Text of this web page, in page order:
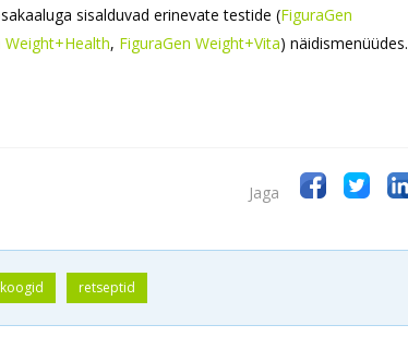
sisalduvad erinevate testide (FiguraGen
Weight+Health, FiguraGen Weight+Vita) näidismenüüdes.
Jaga
retseptid